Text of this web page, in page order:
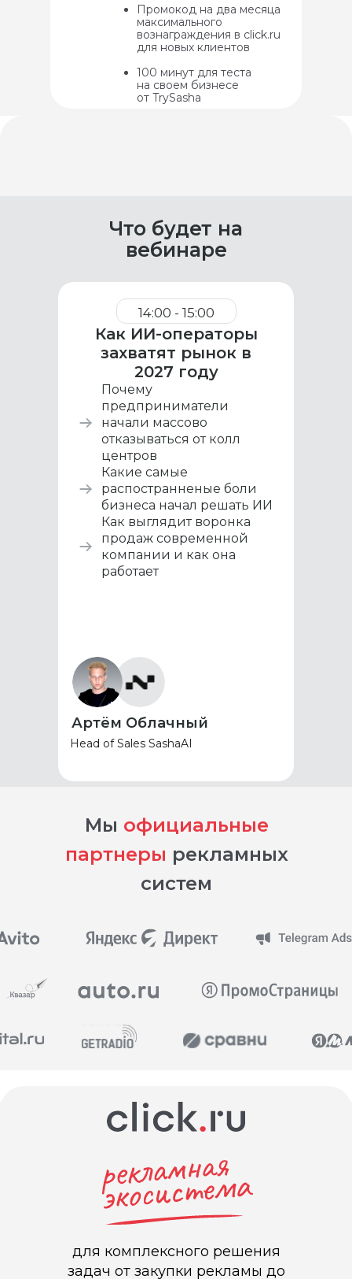
100 минут для теста
на своем бизнесе
от TrySasha
Промокод на два месяца
максимального
вознаграждения в click.ru
для новых клиентов
14:00 - 15:00
Как ИИ-операторы
захватят рынок в
2027 году
Почему
предприниматели
начали массово
отказываться от колл
центров
Какие самые
распостранненые боли
бизнеса начал решать ИИ
Как выглядит воронка
продаж современной
компании и как она
работает
Артём Облачный
Head of Sales SashaAI
Что будет на
вебинаре
Мы официальные
партнеры рекламных
систем
комплексного решения задач от
для комплексного решения
задач от закупки рекламы до